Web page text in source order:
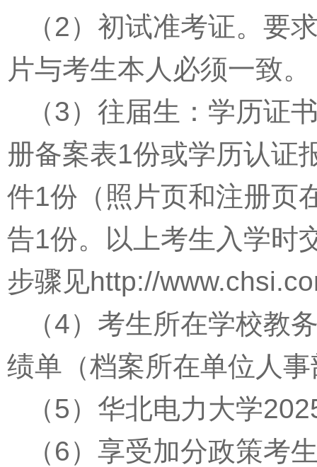
（2）初试准考证。要
片与考生本人必须一致。
（3）往届生：学历证
册备案表1份或学历认证
件1份（照片页和注册页
告1份。以上考生入学时
步骤见http://
（4）考生所在学校教
绩单（档案所在单位人
（5）华北电力大学
（6）享受加分政策考